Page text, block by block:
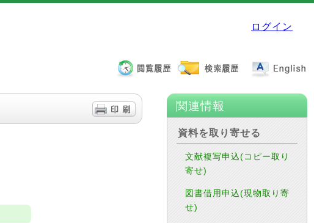
ログイン
関連情報
資料を取り寄せる
文献複写申込(コピー取り
寄せ)
図書借用申込(現物取り寄
せ)